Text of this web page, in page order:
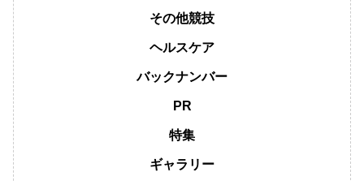
その他競技
ヘルスケア
バックナンバー
PR
特集
ギャラリー